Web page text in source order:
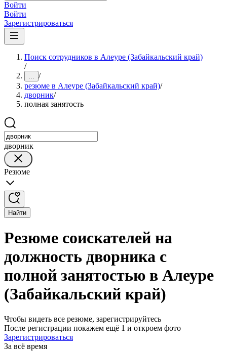
Войти
Войти
Зарегистрироваться
Поиск сотрудников в Алеуре (Забайкальский край)
/
... /
резюме в Алеуре (Забайкальский край)/
дворник/
полная занятость
дворник
Резюме
Найти
Резюме соискателей на
должность дворника с
полной занятостью в Алеуре
(Забайкальский край)
Чтобы видеть все резюме, зарегистрируйтесь
После регистрации покажем ещё 1 и откроем фото
Зарегистрироваться
За всё время